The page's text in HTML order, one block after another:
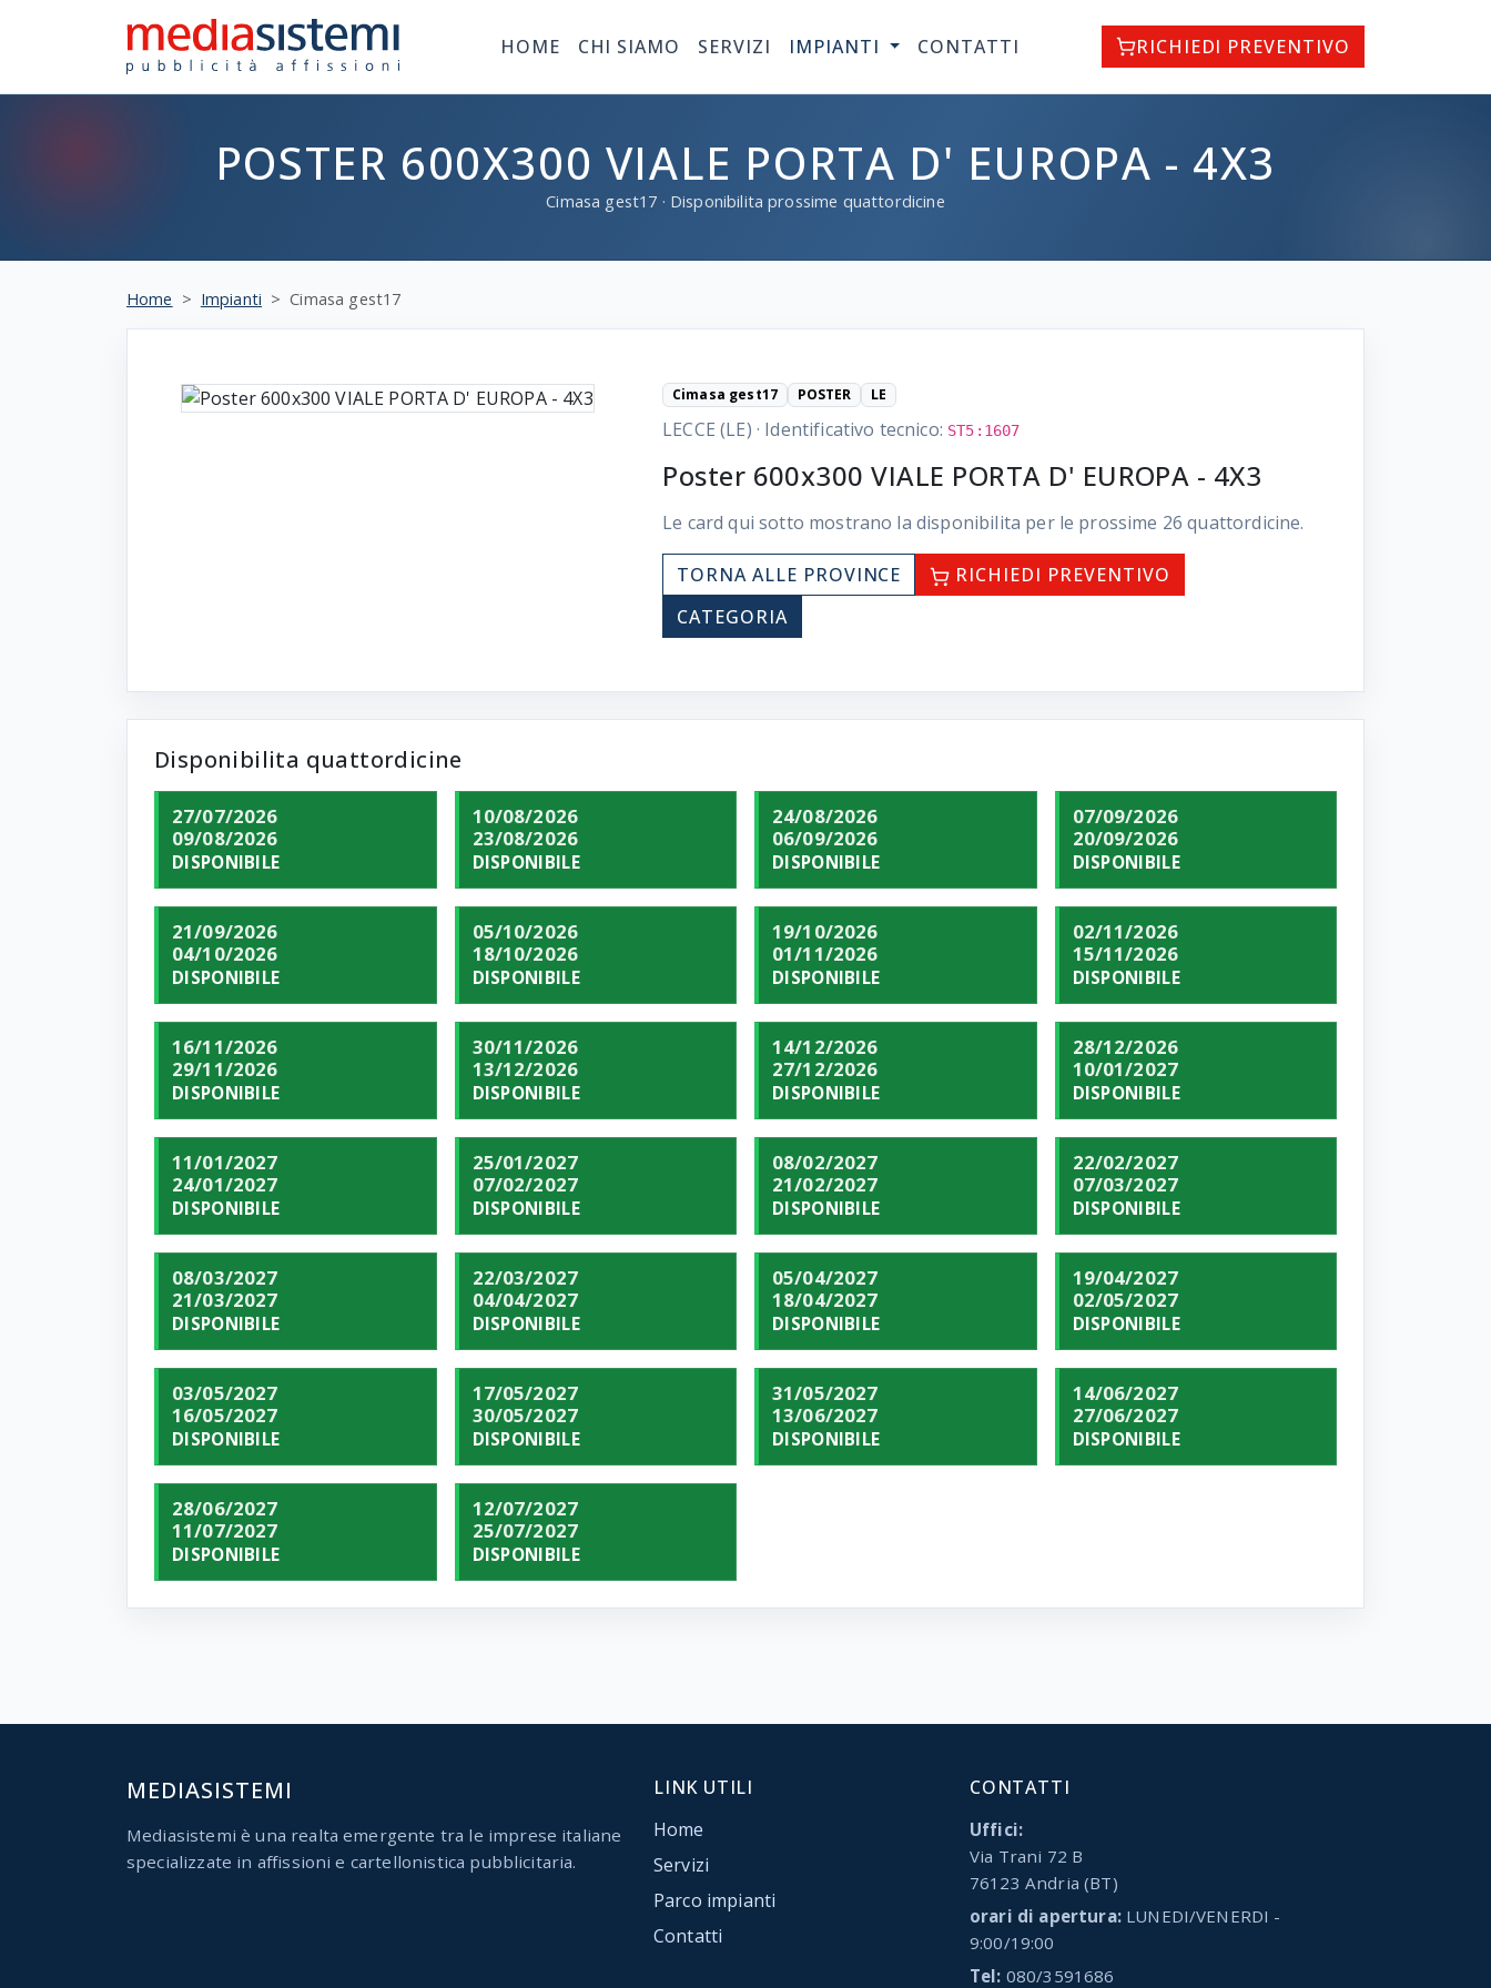
HOME CHI SIAMO SERVIZI IMPIANTI CONTATTI RICHIEDI PREVENTIVO
POSTER 600X300 VIALE PORTA D' EUROPA - 4X3
Cimasa gest17 · Disponibilita prossime quattordicine
Home Impianti Cimasa gest17
Cimasa gest17 POSTER LE
LECCE (LE) · Identificativo tecnico: ST5:1607
Poster 600x300 VIALE PORTA D' EUROPA - 4X3
Le card qui sotto mostrano la disponibilita per le prossime 26 quattordicine.
TORNA ALLE PROVINCE
RICHIEDI PREVENTIVO
CATEGORIA
Disponibilita quattordicine
27/07/2026
09/08/2026
DISPONIBILE
10/08/2026
23/08/2026
DISPONIBILE
24/08/2026
06/09/2026
DISPONIBILE
07/09/2026
20/09/2026
DISPONIBILE
21/09/2026
04/10/2026
DISPONIBILE
05/10/2026
18/10/2026
DISPONIBILE
19/10/2026
01/11/2026
DISPONIBILE
02/11/2026
15/11/2026
DISPONIBILE
16/11/2026
29/11/2026
DISPONIBILE
30/11/2026
13/12/2026
DISPONIBILE
14/12/2026
27/12/2026
DISPONIBILE
28/12/2026
10/01/2027
DISPONIBILE
11/01/2027
24/01/2027
DISPONIBILE
25/01/2027
07/02/2027
DISPONIBILE
08/02/2027
21/02/2027
DISPONIBILE
22/02/2027
07/03/2027
DISPONIBILE
08/03/2027
21/03/2027
DISPONIBILE
22/03/2027
04/04/2027
DISPONIBILE
05/04/2027
18/04/2027
DISPONIBILE
19/04/2027
02/05/2027
DISPONIBILE
03/05/2027
16/05/2027
DISPONIBILE
17/05/2027
30/05/2027
DISPONIBILE
31/05/2027
13/06/2027
DISPONIBILE
14/06/2027
27/06/2027
DISPONIBILE
28/06/2027
11/07/2027
DISPONIBILE
12/07/2027
25/07/2027
DISPONIBILE
MEDIASISTEMI
Mediasistemi è una realta emergente tra le imprese italiane
specializzate in affissioni e cartellonistica pubblicitaria.
LINK UTILI
Home
Servizi
Parco impianti
Contatti
CONTATTI
Uffici:
Via Trani 72 B
76123 Andria (BT)
orari di apertura:LUNEDI/VENERDI -
9:00/19:00
Tel: 080/3591686